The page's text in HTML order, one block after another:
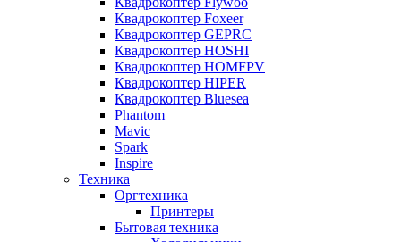
Квадрокоптер Foxeer
Квадрокоптер GEPRC
Квадрокоптер HOSHI
Квадрокоптер HOMFPV
Квадрокоптер HIPER
Квадрокоптер Bluesea
Phantom
Mavic
Spark
Inspire
Техника
Оргтехника
Принтеры
Бытовая техника